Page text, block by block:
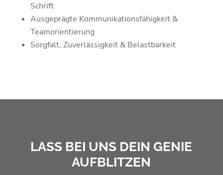
Schrift
Ausgeprägte Kommunikationsfähigkeit &
Teamorientierung
Sorgfalt, Zuverlässigkeit & Belastbarkeit
LASS BEI UNS DEIN GENIE
AUFBLITZEN